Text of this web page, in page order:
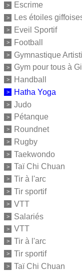
Escrime
Les étoiles
Eveil Sportif
Football
Gymnastique
Gym pour tous à
Handball
Hatha Yoga
Judo
Pétanque
Roundnet
Rugby
Taekwondo
Taï Chi Chuan
Tir à l'arc
Tir sportif
VTT
Salariés
VTT
Tir à l'arc
Tir sportif
Taï Chi Chuan